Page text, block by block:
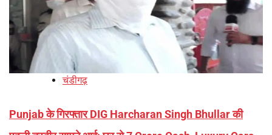
चंडीगढ़
Punjab के गिरफ्तार DIG Harcharan Singh Bhullar की